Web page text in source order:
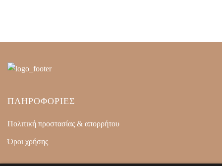
ΠΛΗΡΟΦΟΡΙΕΣ
Πολιτική προστασίας & απορρήτου
Όροι χρήσης